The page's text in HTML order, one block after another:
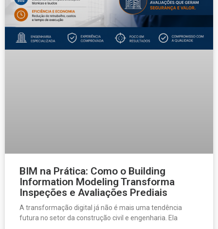
BIM na Prática: Como o Building
Information Modeling Transforma
Inspeções e Avaliações Prediais
A transformação digital já não é mais uma tendência
futura no setor da construção civil e engenharia. Ela